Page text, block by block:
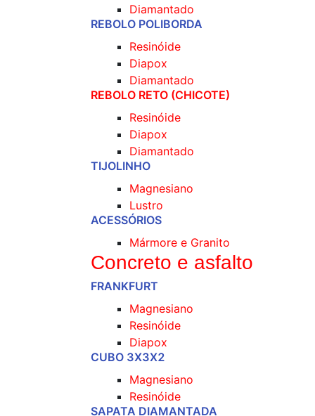
Diamantado
REBOLO POLIBORDA
Resinóide
Diapox
Diamantado
REBOLO RETO (CHICOTE)
Resinóide
Diapox
Diamantado
TIJOLINHO
Magnesiano
Lustro
ACESSÓRIOS
Mármore e Granito
Concreto e asfalto
FRANKFURT
Magnesiano
Resinóide
Diapox
CUBO 3X3X2
Magnesiano
Resinóide
SAPATA DIAMANTADA